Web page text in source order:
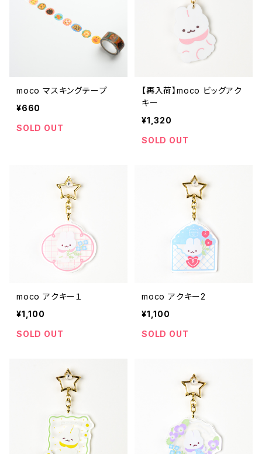
moco マスキングテープ
¥660
SOLD OUT
【再入荷】moco ビッグアク
キー
¥1,320
SOLD OUT
moco アクキー１
¥1,100
SOLD OUT
moco アクキー2
¥1,100
SOLD OUT